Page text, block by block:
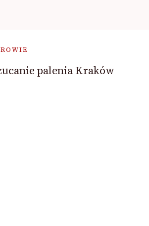
palenia Kraków